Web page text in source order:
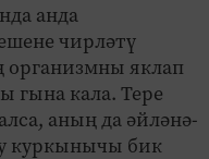
анда
чирләтү
яклап
гына кала. Тере
аның да әйләнә-
куркынычы бик